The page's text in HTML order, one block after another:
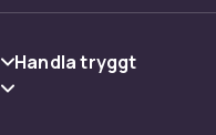
Handla tryggt